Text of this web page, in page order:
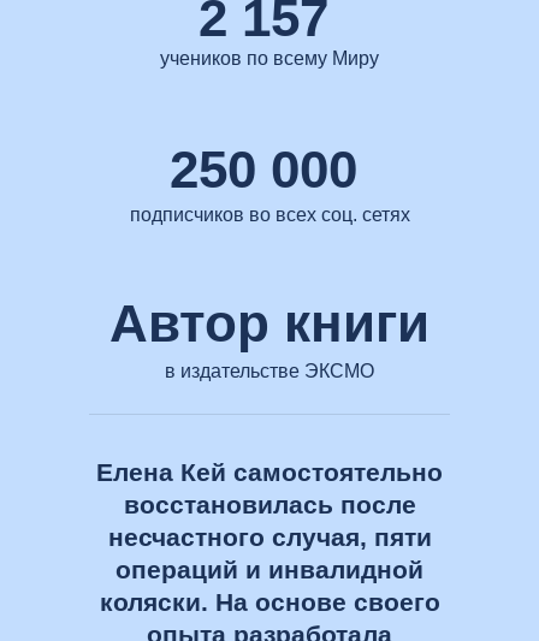
2 157
250 000
учеников по всему Миру
подписчиков во всех соц. сетях
Автор книги
в издательстве ЭКСМО
Елена Кей самостоятельно
восстановилась после
несчастного случая, пяти
операций и инвалидной
коляски. На основе своего
опыта разработала